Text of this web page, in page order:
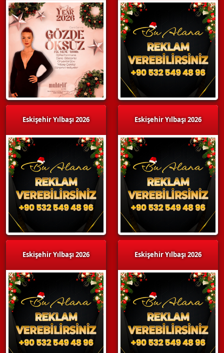
Eskişehir Yılbaşı 2026
Eskişehir Yılbaşı 2026
Eskişehir Yılbaşı 2026
Eskişehir Yılbaşı 2026